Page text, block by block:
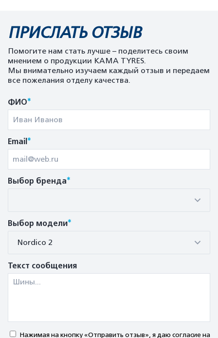
ПРИСЛАТЬ ОТЗЫВ
Помогите нам стать лучше – поделитесь своим
мнением о продукции KAMA TYRES.
Мы внимательно изучаем каждый отзыв и передаем
все пожелания отделу качества.
ФИО*
Email*
Выбор бренда*
Выбор модели*
Nordico 2
Текст сообщения
Нажимая на кнопку «Отправить отзыв», я даю согласие на